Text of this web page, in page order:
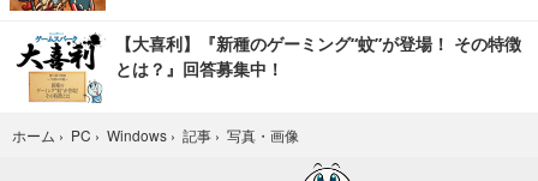
【大喜利】『新種のゲーミング“蚊”が登場！ その特徴
とは？』回答募集中！
ホーム › PC › Windows › 記事 › 写真・画像